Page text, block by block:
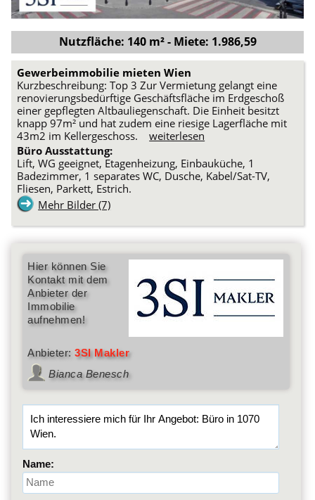
Nutzfläche: 140 m² - Miete: 1.986,59
Gewerbeimmobilie mieten Wien
Kurzbeschreibung: Top 3 Zur Vermietung gelangt eine
renovierungsbedürftige Geschäftsfläche im Erdgeschoß
einer gepflegten Altbauliegenschaft. Die Einheit besitzt
knapp 97m² und hat zudem eine riesige Lagerfläche mit
43m2 im Kellergeschoss.weiterlesen
Büro Ausstattung:
Lift, WG geeignet, Etagenheizung, Einbauküche, 1
Badezimmer, 1 separates WC, Dusche, Kabel/Sat-TV,
Fliesen, Parkett, Estrich.
Mehr Bilder (7)
Hier können Sie
Kontakt mit dem
Anbieter der
Immobilie
aufnehmen!
Anbieter:3SI Makler
Bianca Benesch
Name: